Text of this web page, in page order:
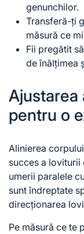
genunchilor.
Transferă-ți
măsură ce
Fii pregătit
de înălțimea
Ajustarea
pentru o
Alinierea
succes a loviturii
umerii paralele
sunt îndreptate
direcționarea
Pe măsură ce te